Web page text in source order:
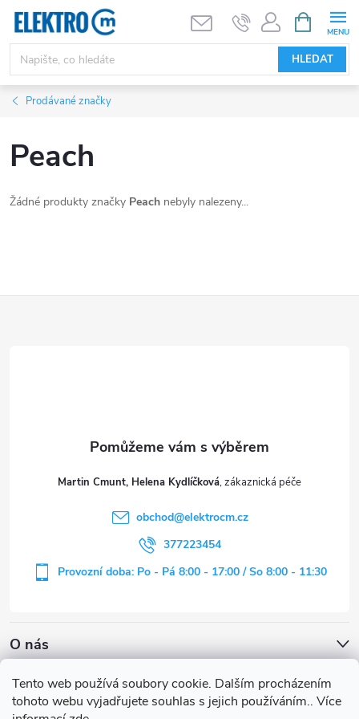
Tento web používá soubory cookie. Dalším procházením
tohoto webu vyjadřujete souhlas s jejich používáním.. Více
Přejít
obsah
HLEDAT
NÁKUPNÍ
KOŠÍK
Prodávané značky
Peach
Žádné produkty značky Peach nebyly nalezeny...
O nás
Martin Cmunt, Helena Kydlíčková
obchod@elektrocm.cz
377223454
Provozní doba: Po - Pá 8:00 - 17:00 / So 8:00 - 11:30